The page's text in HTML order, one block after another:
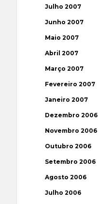
Julho 2007
Junho 2007
Maio 2007
Abril 2007
Março 2007
Fevereiro 2007
Janeiro 2007
Dezembro 2006
Novembro 2006
Outubro 2006
Setembro 2006
Agosto 2006
Julho 2006